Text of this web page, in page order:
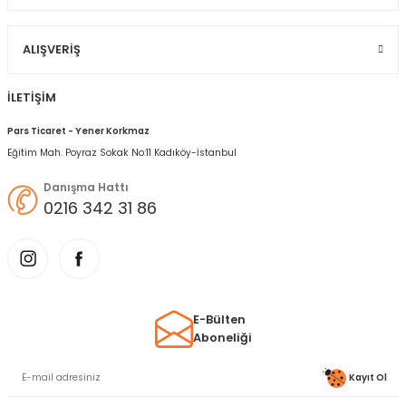
ALIŞVERIŞ
İLETİŞİM
Pars Ticaret - Yener Korkmaz
Eğitim Mah. Poyraz Sokak No:11 Kadıköy-İstanbul
Danışma Hattı
0216 342 31 86
E-Bülten
Aboneliği
Kayıt Ol